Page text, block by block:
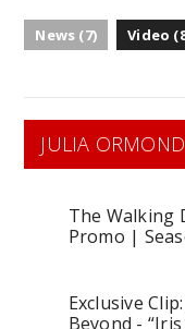
News (7) Video
JULIA ORMOND
The Walking
Promo |
Exclusive
Beyond -